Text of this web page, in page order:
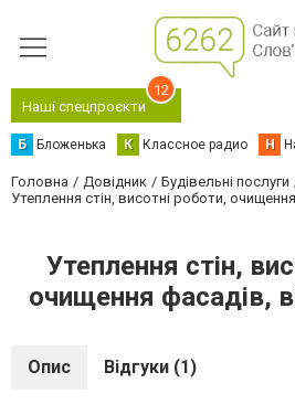
Наші спецпроєкти
12
Б Бложенька К Классное радио Н
Головна Довідник Будівельні послуги
Утеплення стін, висотні роботи,
Утеплення стін,
очищення фасадів,
Опис Відгуки (1)